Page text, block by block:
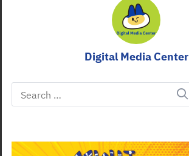
Digital Media Center
Search
for: